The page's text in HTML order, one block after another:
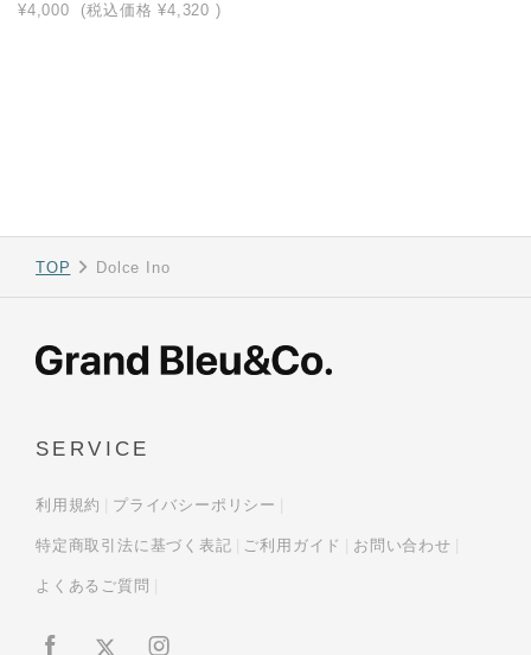
¥4,000 (税込価格 ¥4,320 )
TOP Dolce Ino
SERVICE
利用規約 プライバシーポリシー
特定商取引法に基づく表記 ご利用ガイド お問い合わせ
よくあるご質問